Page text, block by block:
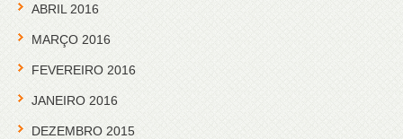
ABRIL 2016
MARÇO 2016
FEVEREIRO 2016
JANEIRO 2016
DEZEMBRO 2015